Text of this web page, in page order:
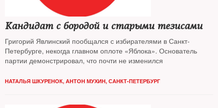
Кандидат с бородой и старыми тезисами
Григорий Явлинский пообщался с избирателями в Санкт-
Петербурге, некогда главном оплоте «Яблока». Основатель
партии демонстрировал, что почти не изменился
НАТАЛЬЯ ШКУРЕНОК, АНТОН МУХИН, САНКТ-ПЕТЕРБУРГ